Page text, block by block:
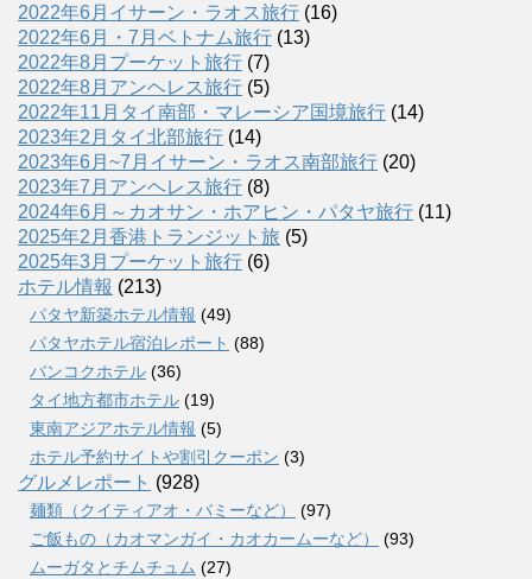
2022年6月イサーン・ラオス旅行 (16)
2022年6月・7月ベトナム旅行 (13)
2022年8月プーケット旅行 (7)
2022年8月アンヘレス旅行 (5)
2022年11月タイ南部・マレーシア国境旅行 (14)
2023年2月タイ北部旅行 (14)
2023年6月~7月イサーン・ラオス南部旅行 (20)
2023年7月アンヘレス旅行 (8)
2024年6月～カオサン・ホアヒン・パタヤ旅行 (11)
2025年2月香港トランジット旅 (5)
2025年3月プーケット旅行 (6)
ホテル情報 (213)
パタヤ新築ホテル情報 (49)
パタヤホテル宿泊レポート (88)
バンコクホテル (36)
タイ地方都市ホテル (19)
東南アジアホテル情報 (5)
ホテル予約サイトや割引クーポン (3)
グルメレポート (928)
麺類（クイティアオ・バミーなど）
(97)
ご飯もの（カオマンガイ・カオカームーなど）
(93)
ムーガタとチムチュム (27)